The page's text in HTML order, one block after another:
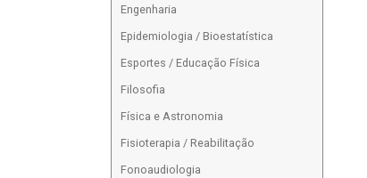
Engenharia
Epidemiologia / Bioestatística
Esportes / Educação Física
Filosofia
Física e Astronomia
Fisioterapia / Reabilitação
Fonoaudiologia